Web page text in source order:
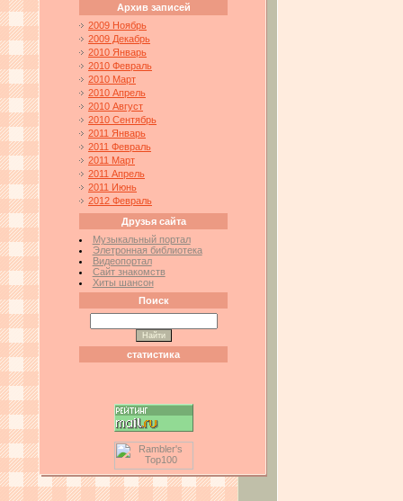
Архив записей
2009 Ноябрь
2009 Декабрь
2010 Январь
2010 Февраль
2010 Март
2010 Апрель
2010 Август
2010 Сентябрь
2011 Январь
2011 Февраль
2011 Март
2011 Апрель
2011 Июнь
2012 Февраль
Друзья сайта
Музыкальный портал
Элетронная библиотека
Видеопортал
Сайт знакомств
Хиты шансон
Поиск
статистика